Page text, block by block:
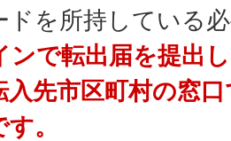
ドを所持している
ンで転出届を提出
入先市区町村の窓
。